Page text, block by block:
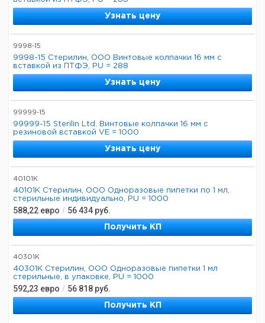
Узнать цену
9998-15
9998-15 Стерилин, ООО Винтовые колпачки 16 мм с
вставкой из ПТФЭ, PU = 288
Узнать цену
99999-15
99999-15 Sterilin Ltd. Винтовые колпачки 16 мм с
резиновой вставкой VE = 1000
Узнать цену
40101K
40101K Стерилин, ООО Одноразовые пипетки по 1 мл,
стерильные индивидуально, PU = 1000
588,22 евро / 56 434 руб.
Получить КП
40301K
40301К Стерилин, ООО Одноразовые пипетки 1 мл
стерильные, в упаковке, PU = 1000
592,23 евро / 56 818 руб.
Получить КП